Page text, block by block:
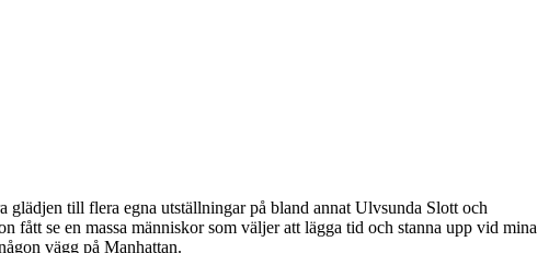
glädjen till flera egna utställningar på bland annat Ulvsunda Slott och
se en massa människor som väljer att lägga tid och stanna upp vid mina
vägg på Manhattan.